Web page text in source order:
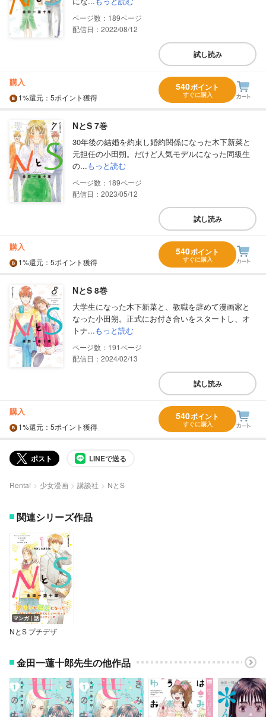
189
配信日：2022/08/12
試し読み
購入
1%還元 ：5ポイント獲得
540ポイント
すぐに購入
NとS 7巻
30年後の結婚を約束し婚約関係になった木下新菜と
元担任の小田朔。だけど人気モデルになった同級生
の...もっと読む
189
配信日：2023/05/12
試し読み
購入
1%還元 ：5ポイント獲得
540ポイント
すぐに購入
NとS 8巻
大学生になった木下新菜と、教職を辞めて漫画家と
なった小田朔。正式にお付き合いをスタートし、オ
トナ...もっと読む
191
配信日：2024/02/13
試し読み
購入
1%還元 ：5ポイント獲得
540ポイント
すぐに購入
ポスト LINEで送る
Renta! 少女漫画 講談社 NとS
関連シリーズ作品
マンガ｜話
NとS プチデザ
金田一蓮十郎先生の他作品